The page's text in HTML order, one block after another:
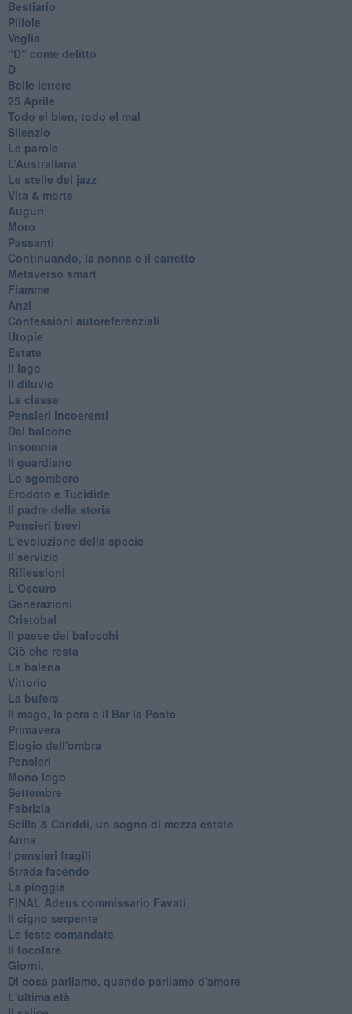
Bestiario
Pillole
Veglia
​“D” come delitto
D
Belle lettere
25 Aprile
Todo el bien, todo el mal
Silenzio
Le parole
​L’Australiana
Le stelle del jazz
Vita & morte
Auguri
Moro
Passanti
Continuando, la nonna e il carretto
Metaverso smart
Fiamme
Anzi
Confessioni autoreferenziali
Utopie
Estate
Il lago
Il diluvio
La classe
Pensieri incoerenti
Dal balcone
Insomnia
Il guardiano
Lo sgombero
Erodoto e Tucidide
Il padre della storia
Pensieri brevi
L'evoluzione della specie
Il servizio
Riflessioni
L'Oscuro
Generazioni
Cristobal
Il paese dei balocchi
Ciò che resta
La balena
Vittorio
La bufera
Il mago, la pera e il Bar la Posta
Primavera
Elogio dell'ombra
Pensieri
Mono logo
Settembre
Fabrizia
​Scilla & Cariddi, un sogno di mezza estate
Anna
I pensieri fragili
Strada facendo
La pioggia
FINAL Adeus commissario Favati
Il cigno serpente
Le feste comandate
Il focolare
Giorni.
Di cosa parliamo, quando parliamo d'amore
L'ultima età